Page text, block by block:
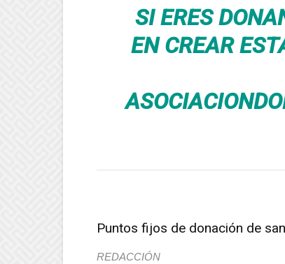
SI ERES
EN CREAR
Puntos fijos de donación de
REDACCIÓN